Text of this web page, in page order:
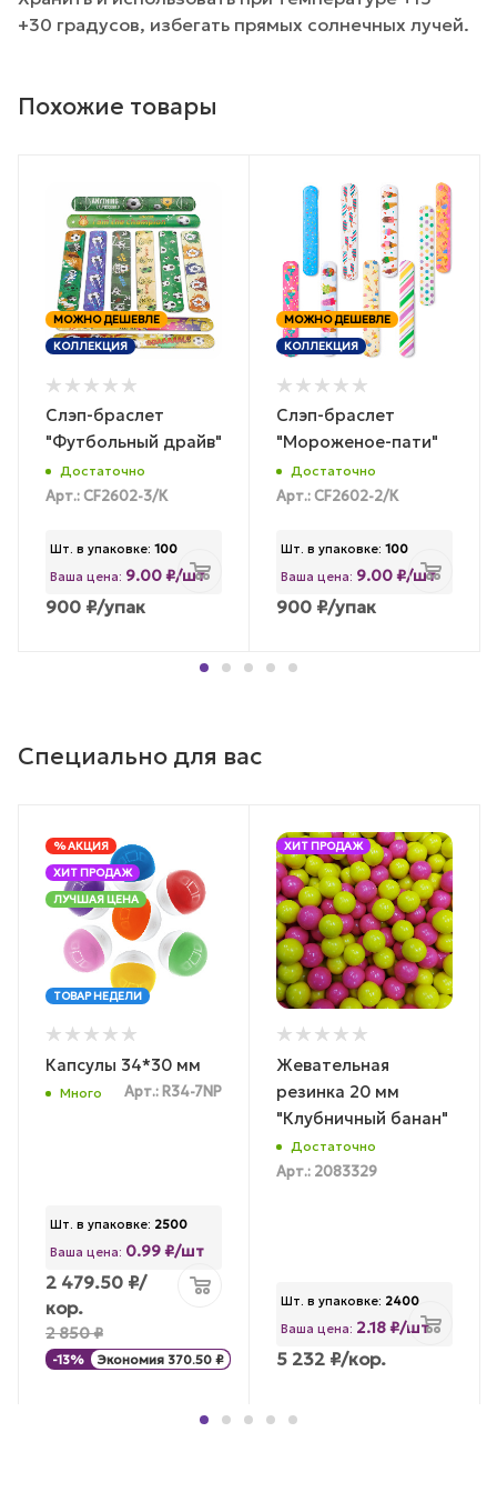
+30 градусов, избегать прямых солнечных лучей.
Похожие товары
МОЖНО ДЕШЕВЛЕ
КОЛЛЕКЦИЯ
Слэп-браслет
"Футбольный драйв"
Достаточно
Арт.: CF2602-3/К
Шт. в упаковке: 100
Ваша цена: 9.00 ₽/шт
900 ₽/упак
МОЖНО ДЕШЕВЛЕ
КОЛЛЕКЦИЯ
Слэп-браслет
"Мороженое-пати"
Достаточно
Арт.: CF2602-2/К
Шт. в упаковке: 100
Ваша цена: 9.00 ₽/шт
900 ₽/упак
Специально для вас
% АКЦИЯ
ХИТ ПРОДАЖ
ЛУЧШАЯ ЦЕНА
ТОВАР НЕДЕЛИ
Капсулы 34*30 мм
Много Арт.: R34-7NP
Шт. в упаковке: 2500
Ваша цена: 0.99 ₽/шт
2 479.50 ₽/
кор.
2 850₽
-13% Экономия 370.50 ₽
ХИТ ПРОДАЖ
Жевательная
резинка 20 мм
"Клубничный банан"
Достаточно
Арт.: 2083329
Шт. в упаковке: 2400
Ваша цена: 2.18 ₽/шт
5 232 ₽/кор.